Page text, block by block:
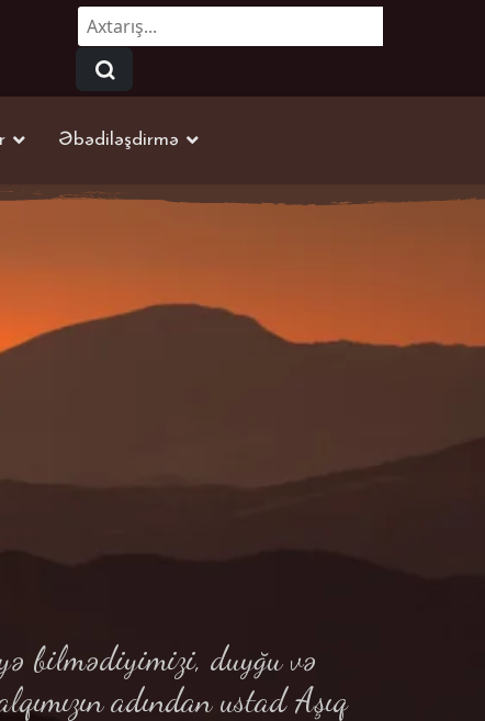
Axtarmaq...
Əbədiləşdirmə
bilmədiyimizi, duyğu və
adından ustad Aşıq